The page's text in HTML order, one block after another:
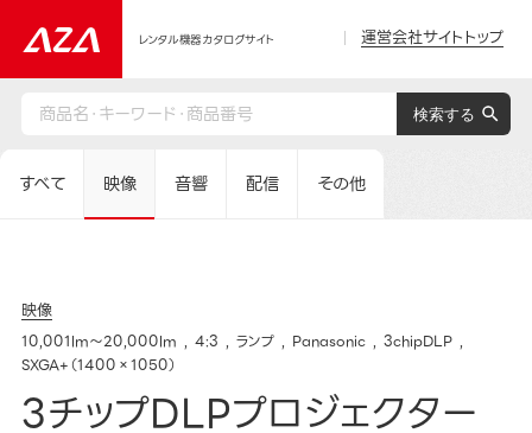
レンタル機器カタログサイト 運営会社サイトトップ
すべて 映像 音響 配信 その他
映像
10,001lm～20,000lm 4:3 ランプ Panasonic
3chipDLP
SXGA+（1400×1050）
3チップDLPプロジェクター